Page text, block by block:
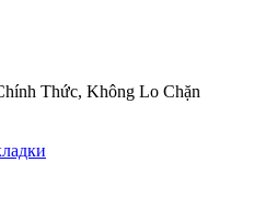
Thức, Không Lo Chặn